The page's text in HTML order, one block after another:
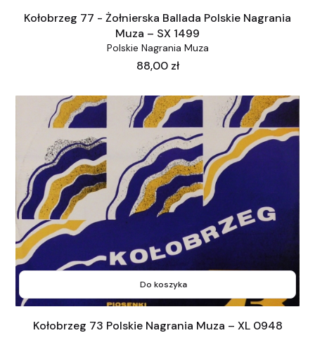
Kołobrzeg 77 - Żołnierska Ballada Polskie Nagrania
Muza – SX 1499
Polskie Nagrania Muza
Cena
88,00 zł
Do koszyka
Kołobrzeg 73 Polskie Nagrania Muza – XL 0948